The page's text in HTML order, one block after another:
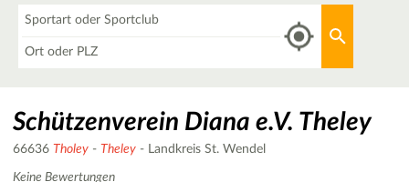
Schützenverein Diana e.V. Theley
66636 Tholey - Theley - Landkreis St. Wendel
Keine Bewertungen